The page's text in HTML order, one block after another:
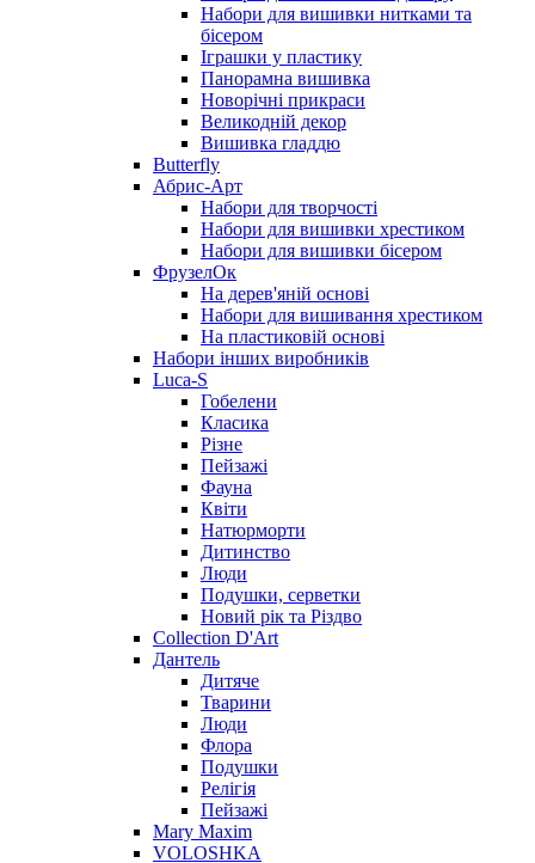
Набори для вишивки нитками та
бісером
Іграшки у пластику
Панорамна вишивка
Новорічні прикраси
Великодній декор
Вишивка гладдю
Butterfly
Абрис-Арт
Набори для творчості
Набори для вишивки хрестиком
Набори для вишивки бісером
ФрузелОк
На дерев'яній основі
Набори для вишивання хрестиком
На пластиковій основі
Набори інших виробників
Luca-S
Гобелени
Класика
Різне
Пейзажі
Фауна
Квіти
Натюрморти
Дитинство
Люди
Подушки, серветки
Новий рік та Різдво
Collection D'Art
Дантель
Дитяче
Тварини
Люди
Флора
Подушки
Релігія
Пейзажі
Mary Maxim
VOLOSHKA